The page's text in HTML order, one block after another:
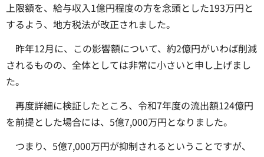
上限額を、給与収入1億円程度の方を念頭とした193万円と
するよう、地方税法が改正されました。
昨年12月に、この影響額について、約2億円がいわば削減
されるものの、全体としては非常に小さいと申し上げまし
た。
再度詳細に検証したところ、令和7年度の流出額124億円
を前提とした場合には、5億7,000万円となりました。
つまり、5億7,000万円が抑制されるということですが、